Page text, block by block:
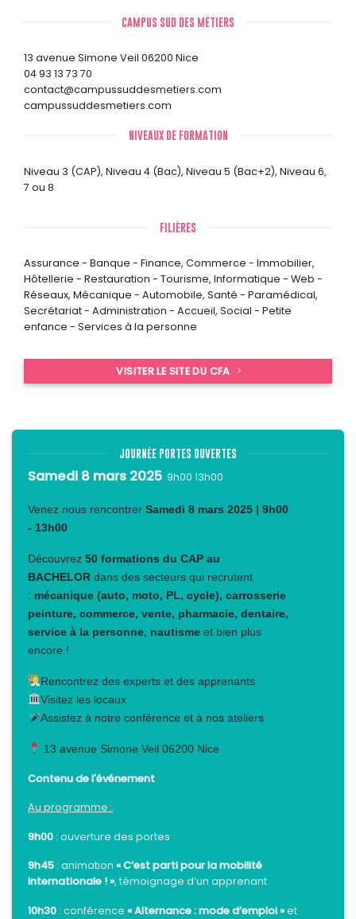
CAMPUS SUD DES MÉTIERS
13 avenue Simone Veil 06200 Nice
04 93 13 73 70
contact@campussuddesmetiers.com
campussuddesmetiers.com
NIVEAUX DE FORMATION
Niveau 3 (CAP), Niveau 4 (Bac), Niveau 5 (Bac+2), Niveau 6,
7 ou 8
FILIÈRES
Assurance - Banque - Finance, Commerce - Immobilier,
Hôtellerie - Restauration - Tourisme, Informatique - Web -
Réseaux, Mécanique - Automobile, Santé - Paramédical,
Secrétariat - Administration - Accueil, Social - Petite
enfance - Services à la personne
VISITER LE SITE DU CFA
JOURNÉE PORTES OUVERTES
Samedi 8 mars 2025 9h00 13h00
Venez nous rencontrer Samedi 8 mars 2025 | 9h00
- 13h00
Découvrez 50 formations du CAP au
BACHELOR dans des secteurs qui recrutent
: mécanique (auto, moto, PL, cycle), carrosserie
peinture, commerce, vente, pharmacie, dentaire,
service à la personne, nautisme et bien plus
encore !
Rencontrez des experts et des apprenants
Visitez les locaux
Assistez à notre conférence et à nos ateliers
13 avenue Simone Veil 06200 Nice
Contenu de l'événement
Au programme :
9h00 : ouverture des portes
9h45 : animation « C’est parti pour la mobilité
internationale ! », témoignage d’un apprenant
10h30 : conférence « Alternance : mode d’emploi »et